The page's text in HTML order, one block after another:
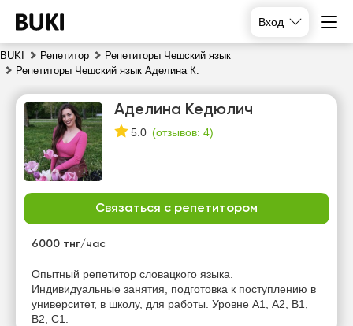
Вход
BUKI Репетитор
Репетиторы Чешский язык
Репетиторы Чешский язык Аделина К.
Аделина Кедюлич
5.0 (отзывов: 4)
Связаться с репетитором
6000 тнг/час
Опытный репетитор словацкого языка.
Индивидуальные занятия, подготовка к поступлению в
университет, в школу, для работы. Уровне А1, А2, B1,
B2, C1.
вс
пн
21:00 12:00
12:30
Нет
свободных
часов
свободных
часов